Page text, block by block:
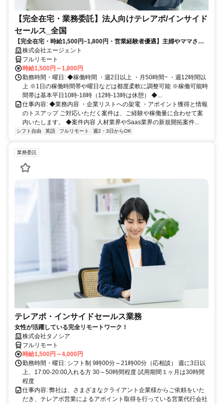
【完全在宅・業務委託】法人向けテレアポ/インサイド
セールス_全国
【完全在宅・時給1,500円~1,800円・営業経験者優遇】主婦やママさん
が活躍中！法人向けのテレアポ／インサイドセールス◆週2日～・出社
ゼロ◎お休み調整OK！家庭と両立しながら続けられる♪
株式会社エージェント
フルリモート
時給1,500円～1,800円
勤務時間・曜日: ◆稼働時間 ・週2日以上 ・月50時間~ ・週12時間以
上 ※1日の稼働時間帯や曜日などは都度柔軟に調整可能 ※稼働可能時
間帯は基本平日10時-18時（12時-13時は休憩） ◆...
仕事内容: ◆業務内容 ・企業リストへの架電 ・アポイント獲得と情報
のトスアップ ご対応いただく案件は、ご経験や稼働量に合わせて案
内いたします。 ◆案件内容 人材業界やSaas業界の新規開拓案件...
シフト自由 英語 フルリモート 週2・3日からOK
業務委託
テレアポ・インサイドセールス業務
女性が活躍している完全リモートワーク！
株式会社タノシア
フルリモート
時給1,500円～4,000円
勤務時間・曜日: シフト制 9時00分～21時00分（応相談） 週に3日以
上、17:00-20:00入れる方 30～50時間程度 試用期間１ヶ月は30時間
程度
仕事内容: 弊社は、さまざまなクライアント企業様からご依頼をいた
だき、テレアポ営業によるアポイント取得を行っている営業代行会社